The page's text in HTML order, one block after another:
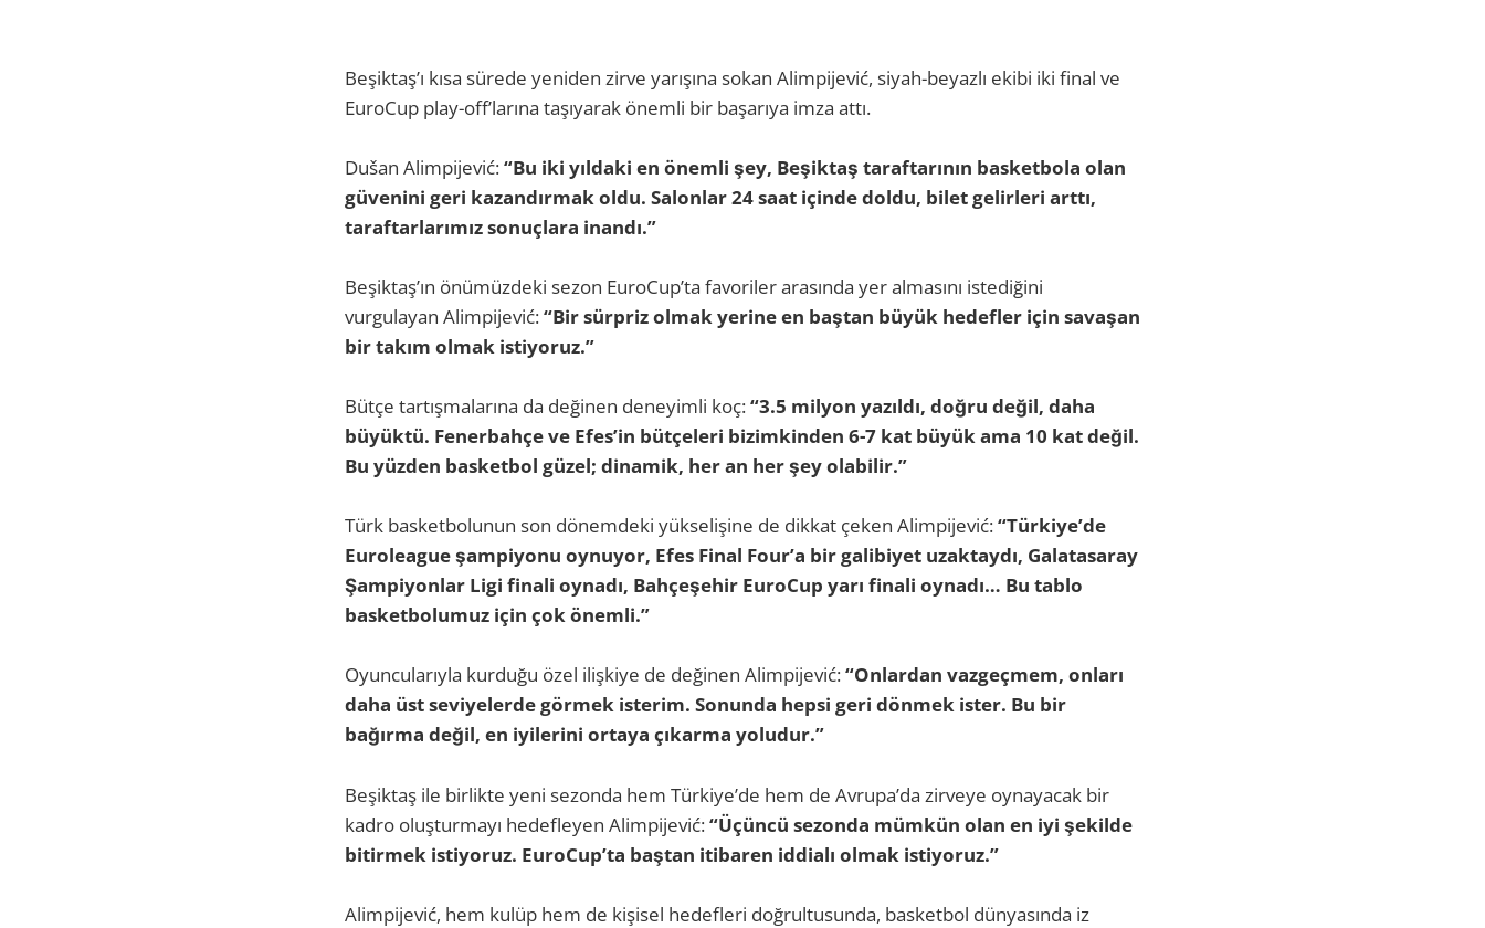
Beşiktaş’ı kısa sürede yeniden zirve yarışına sokan Alimpijević, siyah-beyazlı ekibi iki final ve
EuroCup play-off’larına taşıyarak önemli bir başarıya imza attı.
Dušan Alimpijević:“Bu iki yıldaki en önemli şey, Beşiktaş taraftarının basketbola olan
güvenini geri kazandırmak oldu. Salonlar 24 saat içinde doldu, bilet gelirleri arttı,
taraftarlarımız sonuçlara inandı.”
Beşiktaş’ın önümüzdeki sezon EuroCup’ta favoriler arasında yer almasını istediğini
vurgulayan Alimpijević:“Bir sürpriz olmak yerine en baştan büyük hedefler için savaşan
bir takım olmak istiyoruz.”
Bütçe tartışmalarına da değinen deneyimli koç:“3.5 milyon yazıldı, doğru değil, daha
büyüktü. Fenerbahçe ve Efes’in bütçeleri bizimkinden 6-7 kat büyük ama 10 kat değil.
Bu yüzden basketbol güzel; dinamik, her an her şey olabilir.”
Türk basketbolunun son dönemdeki yükselişine de dikkat çeken Alimpijević:“Türkiye’de
Euroleague şampiyonu oynuyor, Efes Final Four’a bir galibiyet uzaktaydı, Galatasaray
Şampiyonlar Ligi finali oynadı, Bahçeşehir EuroCup yarı finali oynadı… Bu tablo
basketbolumuz için çok önemli.”
Oyuncularıyla kurduğu özel ilişkiye de değinen Alimpijević:“Onlardan vazgeçmem, onları
daha üst seviyelerde görmek isterim. Sonunda hepsi geri dönmek ister. Bu bir
bağırma değil, en iyilerini ortaya çıkarma yoludur.”
Beşiktaş ile birlikte yeni sezonda hem Türkiye’de hem de Avrupa’da zirveye oynayacak bir
kadro oluşturmayı hedefleyen Alimpijević:“Üçüncü sezonda mümkün olan en iyi şekilde
bitirmek istiyoruz. EuroCup’ta baştan itibaren iddialı olmak istiyoruz.”
Alimpijević, hem kulüp hem de kişisel hedefleri doğrultusunda, basketbol dünyasında iz